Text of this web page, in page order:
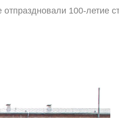
отпраздновали 100-летие